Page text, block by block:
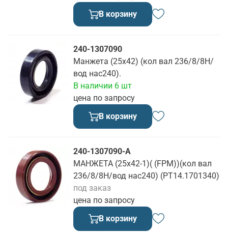
В корзину
240-1307090
Манжета (25х42) (кол вал 236/8/8Н/
вод нас240).
цена по запросу
В наличии 6 шт
В корзину
240-1307090-А
МАНЖЕТА (25х42-1)( (FPM))(кол вал
236/8/8Н/вод нас240) (РТ14.1701340)
цена по запросу
под заказ
В корзину